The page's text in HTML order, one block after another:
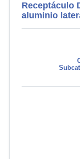
Receptáculo
aluminio